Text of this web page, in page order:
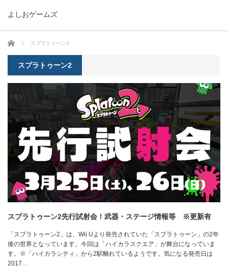
よしおゲームズ
ホーム スプラトゥーン2
スプラトゥーン2
スプラトゥーン2先行試射会！武器・ステージ情報等 ※更新有
「スプラトゥーン2」は、Wii Uより発売されていた「スプラトゥーン」の2年
後の世界となっています。今回は「ハイカラスクエア」が舞台になっていま
す。※「ハイカラシティ」から2駅離れているようです。気になる発売日は
2017…